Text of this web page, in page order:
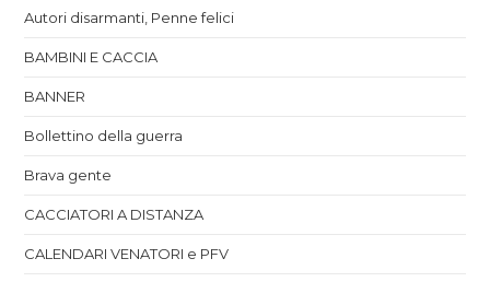
Autori disarmanti, Penne felici
BAMBINI E CACCIA
BANNER
Bollettino della guerra
Brava gente
CACCIATORI A DISTANZA
CALENDARI VENATORI e PFV